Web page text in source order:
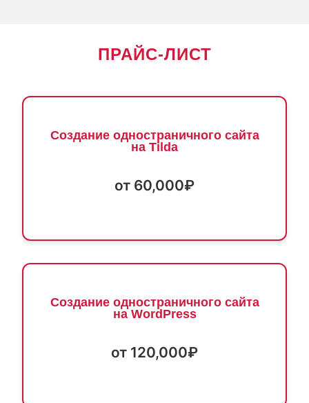
ПРАЙС-ЛИСТ
Создание одностраничного сайта
на Tilda
от 60,000₽
Создание одностраничного сайта
на WordPress
от 120,000₽